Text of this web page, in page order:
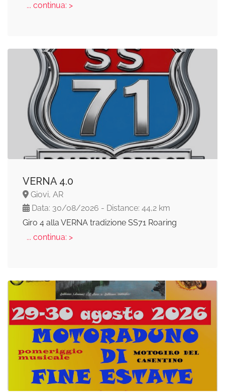
... continua: >
VERNA 4.0
Giovi, AR
Data: 30/08/2026 - Distance: 44,2 km
Giro 4 alla VERNA tradizione SS71 Roaring
... continua: >